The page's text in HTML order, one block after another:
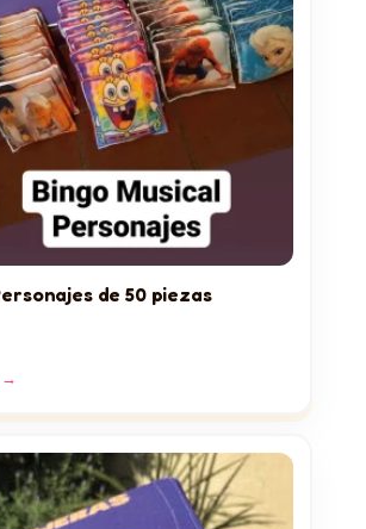
de 50 piezas
→